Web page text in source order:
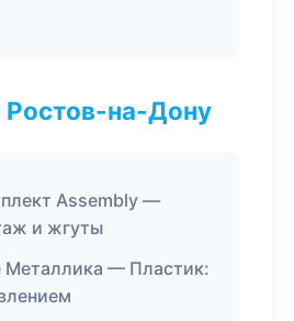
Ростов-на-Дону
Assembly —
и жгуты
Металлика — Пластик: